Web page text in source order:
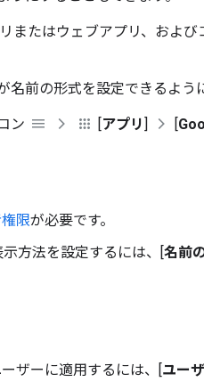
またはウェブアプリ、およ
名前の形式を設定できるよう
ン [アプリ] [
限が必要です。
方法を設定するには、[名前
ザーに適用するには、[ユー